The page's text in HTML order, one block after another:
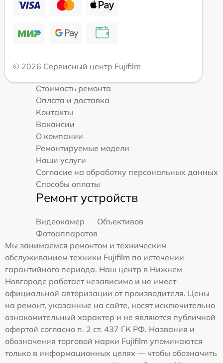
© 2026 Сервисный центр Fujifilm
Стоимость ремонта
Оплата и доставка
Контакты
Вакансии
О компании
Ремонтируемые модели
Наши услуги
Согласие на обработку персональных данных
Способы оплаты
Ремонт устройств
Видеокамер
Объективов
Фотоаппаратов
Мы занимаемся ремонтом и техническим
обслуживанием техники Fujifilm по истечении
гарантийного периода. Наш центр в Нижнем
Новгороде работает независимо и не имеет
официальной авторизации от производителя. Цены
на ремонт, указанные на сайте, носят исключительно
ознакомительный характер и не являются публичной
офертой согласно п. 2 ст. 437 ГК РФ. Названия и
обозначения торговой марки Fujifilm упоминаются
только в информационных целях — чтобы обозначить